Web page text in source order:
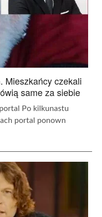
Mieszkańcy czekali
same za siebie
Po kilkunastu
portal ponown